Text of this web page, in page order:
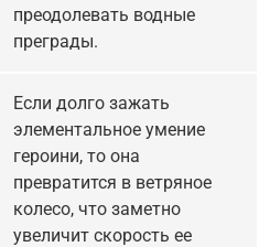
преодолевать водные
преграды.
Если долго зажать
элементальное умение
героини, то она
превратится в ветряное
колесо, что заметно
увеличит скорость ее